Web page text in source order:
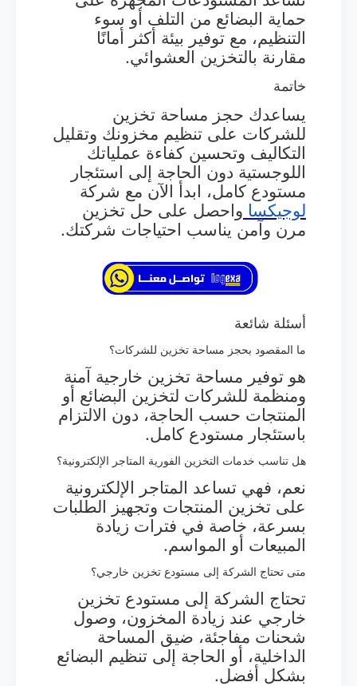
حماية البضائع من التلف أو سوء
التنظيم، مع توفير بيئة أكثر أمانًا
مقارنة بالتخزين العشوائي.
خاتمة
يساعدك حجز مساحة تخزين
للشركات على تنظيم مخزونك وتقليل
التكاليف وتحسين كفاءة عملياتك
اللوجستية دون الحاجة إلى استئجار
مستودع كامل، ابدأ الآن مع شركة
لوجيكسا واحصل على حل تخزين
مرن وآمن يناسب احتياجات شركتك.
أسئلة شائعة
ما المقصود بحجز مساحة تخزين للشركات؟
هو توفير مساحة تخزين خارجية آمنة
ومنظمة للشركات لتخزين البضائع أو
المنتجات حسب الحاجة، دون الالتزام
باستئجار مستودع كامل.
هل تناسب خدمات التخزين الفورية المتاجر الإلكترونية؟
نعم، فهي تساعد المتاجر الإلكترونية
على تخزين المنتجات وتجهيز الطلبات
بسرعة، خاصة في فترات زيادة
المبيعات أو المواسم.
متى تحتاج الشركة إلى مستودع تخزين خارجي؟
تحتاج الشركة إلى مستودع تخزين
خارجي عند زيادة المخزون، وصول
شحنات مفاجئة، ضيق المساحة
الداخلية، أو الحاجة إلى تنظيم البضائع
بشكل أفضل.